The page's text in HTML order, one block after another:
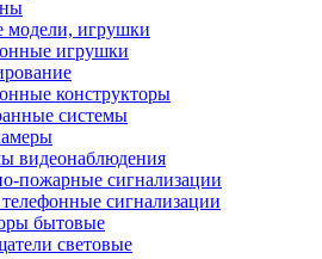
модели, игрушки
игрушки
конструкторы
системы
видеонаблюдения
пожарные сигнализации
сигнализации
бытовые
световые